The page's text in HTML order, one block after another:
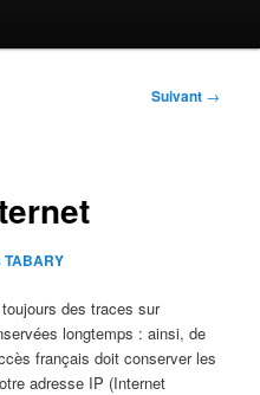
Suivant →
des traces sur
longtemps : ainsi, de
français doit conserver les
adresse IP (Internet